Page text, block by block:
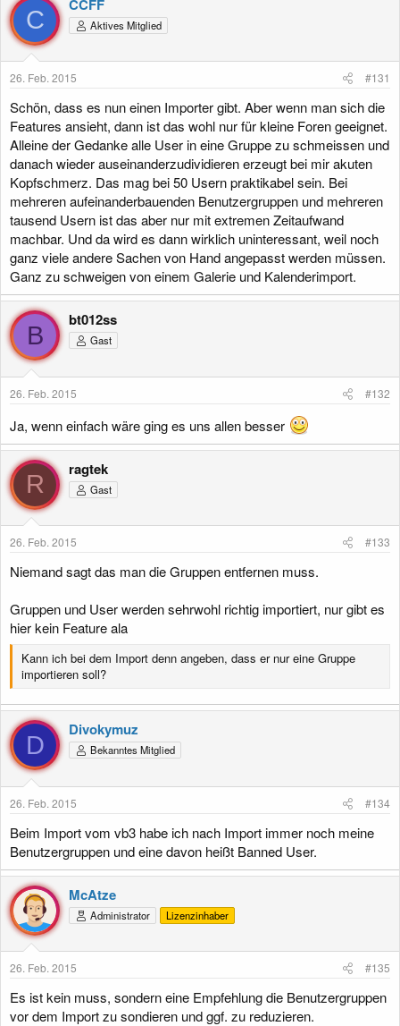
C
CCFF
Aktives Mitglied
26. Feb. 2015 #131
Schön, dass es nun einen Importer gibt. Aber wenn man sich die
Features ansieht, dann ist das wohl nur für kleine Foren geeignet.
Alleine der Gedanke alle User in eine Gruppe zu schmeissen und
danach wieder auseinanderzudividieren erzeugt bei mir akuten
Kopfschmerz. Das mag bei 50 Usern praktikabel sein. Bei
mehreren aufeinanderbauenden Benutzergruppen und mehreren
tausend Usern ist das aber nur mit extremen Zeitaufwand
machbar. Und da wird es dann wirklich uninteressant, weil noch
ganz viele andere Sachen von Hand angepasst werden müssen.
Ganz zu schweigen von einem Galerie und Kalenderimport.
B
bt012ss
Gast
26. Feb. 2015 #132
Ja, wenn einfach wäre ging es uns allen besser
R
ragtek
Gast
26. Feb. 2015 #133
Niemand sagt das man die Gruppen entfernen muss.
Gruppen und User werden sehrwohl richtig importiert, nur gibt es
hier kein Feature ala
Kann ich bei dem Import denn angeben, dass er nur eine Gruppe
importieren soll?
D
Divokymuz
Bekanntes Mitglied
26. Feb. 2015 #134
Beim Import vom vb3 habe ich nach Import immer noch meine
Benutzergruppen und eine davon heißt Banned User.
McAtze
Administrator Lizenzinhaber
26. Feb. 2015 #135
Es ist kein muss, sondern eine Empfehlung die Benutzergruppen
vor dem Import zu sondieren und ggf. zu reduzieren.